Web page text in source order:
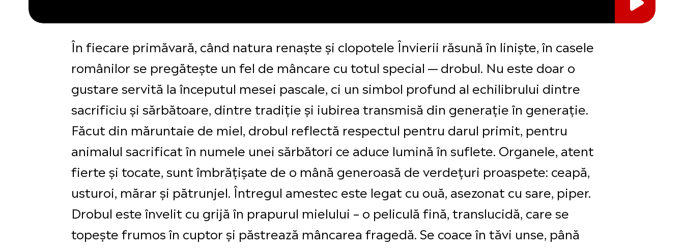
În fiecare primăvară, când natura renaște și clopotele Învierii răsună în liniște, în casele
românilor se pregătește un fel de mâncare cu totul special — drobul. Nu este doar o
gustare servită la începutul mesei pascale, ci un simbol profund al echilibrului dintre
sacrificiu și sărbătoare, dintre tradiție și iubirea transmisă din generație în generație.
Făcut din măruntaie de miel, drobul reflectă respectul pentru darul primit, pentru
animalul sacrificat în numele unei sărbători ce aduce lumină în suflete. Organele, atent
fierte și tocate, sunt îmbrățișate de o mână generoasă de verdețuri proaspete: ceapă,
usturoi, mărar și pătrunjel. Întregul amestec este legat cu ouă, asezonat cu sare, piper.
Drobul este învelit cu grijă în prapurul mielului – o peliculă fină, translucidă, care se
topește frumos în cuptor și păstrează mâncarea fragedă. Se coace în tăvi unse, până